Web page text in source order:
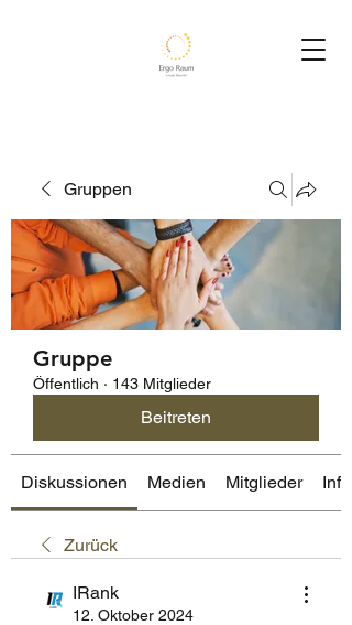
Gruppen
Gruppe
Öffentlich · 143 Mitglieder
Beitreten
Diskussionen Medien Mitglieder Info
Zurück
IRank
12. Oktober 2024